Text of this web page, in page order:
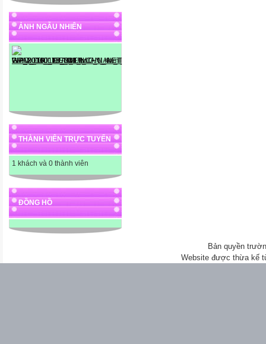
ẢNH NGẪU NHIÊN
THÀNH VIÊN TRỰC TUYẾN
1 khách và 0 thành viên
ĐỒNG HỒ
Bản quyền
Website được thừa kế